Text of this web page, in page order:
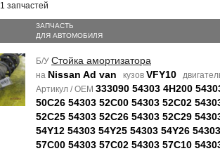
запчастей
ЗАПЧАСТЬ
ДЛЯ АВТОМОБИЛЯ
Б/У Стойка амортизатора
на Nissan Ad van кузов VFY10
Артикул / OEM 333090 54303 4H200
50C26 54303 52C00 54303 52C02
52C25 54303 52C26 54303 52C29
54Y12 54303 54Y25 54303 54Y26
57C00 54303 57C02 54303 57C10